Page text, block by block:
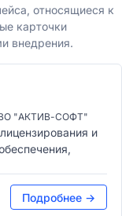
относящиеся к
карточки
внедрения.
"АКТИВ-СОФТ"
и
Подробнее →